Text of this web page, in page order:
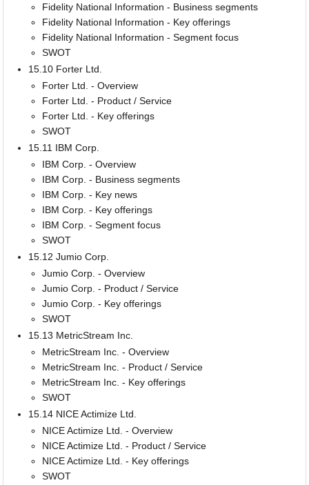
Fidelity National Information - Business segments
Fidelity National Information - Key offerings
Fidelity National Information - Segment focus
SWOT
15.10 Forter Ltd.
Forter Ltd. - Overview
Forter Ltd. - Product / Service
Forter Ltd. - Key offerings
SWOT
15.11 IBM Corp.
IBM Corp. - Overview
IBM Corp. - Business segments
IBM Corp. - Key news
IBM Corp. - Key offerings
IBM Corp. - Segment focus
SWOT
15.12 Jumio Corp.
Jumio Corp. - Overview
Jumio Corp. - Product / Service
Jumio Corp. - Key offerings
SWOT
15.13 MetricStream Inc.
MetricStream Inc. - Overview
MetricStream Inc. - Product / Service
MetricStream Inc. - Key offerings
SWOT
15.14 NICE Actimize Ltd.
NICE Actimize Ltd. - Overview
NICE Actimize Ltd. - Product / Service
NICE Actimize Ltd. - Key offerings
SWOT